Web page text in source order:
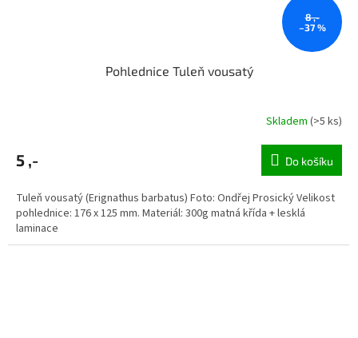
8 ,-
–37 %
Pohlednice Tuleň vousatý
Skladem (>5 ks)
5 ,- Do košíku
Tuleň vousatý (Erignathus barbatus) Foto: Ondřej Prosický Velikost
pohlednice: 176 x 125 mm. Materiál: 300g matná křída + lesklá
laminace